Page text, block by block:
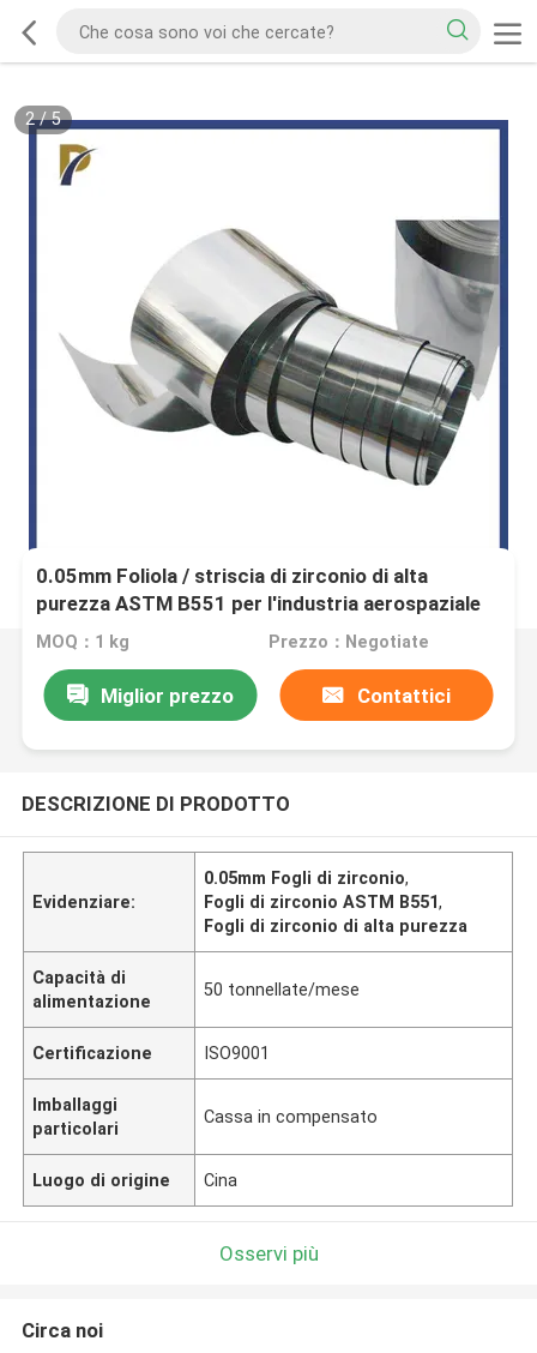
2/5
0.05mm Foliola / striscia di zirconio di alta
purezza ASTM B551 per l'industria aerospaziale
MOQ：1 kg Prezzo：Negotiate
Miglior prezzo Contattici
DESCRIZIONE DI PRODOTTO
Evidenziare:
0.05mm Fogli di zirconio,
Fogli di zirconio ASTM B551,
Fogli di zirconio di alta purezza
Capacità di
alimentazione
50 tonnellate/mese
Certificazione ISO9001
Imballaggi
particolari
Cassa in compensato
Luogo di origine Cina
Osservi più
Circa noi